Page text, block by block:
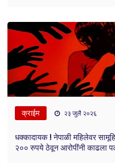
क्राईम २३ जुलै २०२६
धक्कादायक ! नेपाळी महिलेवर
२०० रुपये ठेवून आरोपींनी काढला